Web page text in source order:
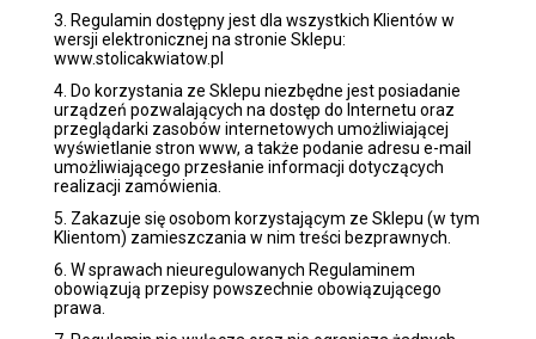
3. Regulamin dostępny jest dla wszystkich Klientów w
wersji elektronicznej na stronie Sklepu:
www.stolicakwiatow.pl
4. Do korzystania ze Sklepu niezbędne jest posiadanie
urządzeń pozwalających na dostęp do Internetu oraz
przeglądarki zasobów internetowych umożliwiającej
wyświetlanie stron www, a także podanie adresu e-mail
umożliwiającego przesłanie informacji dotyczących
realizacji zamówienia.
5. Zakazuje się osobom korzystającym ze Sklepu (w tym
Klientom) zamieszczania w nim treści bezprawnych.
6. W sprawach nieuregulowanych Regulaminem
obowiązują przepisy powszechnie obowiązującego
prawa.